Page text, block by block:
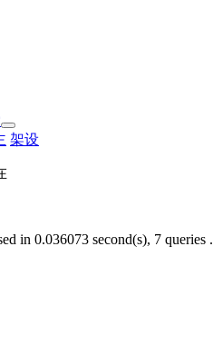
架设
in 0.036073 second(s), 7 queries .